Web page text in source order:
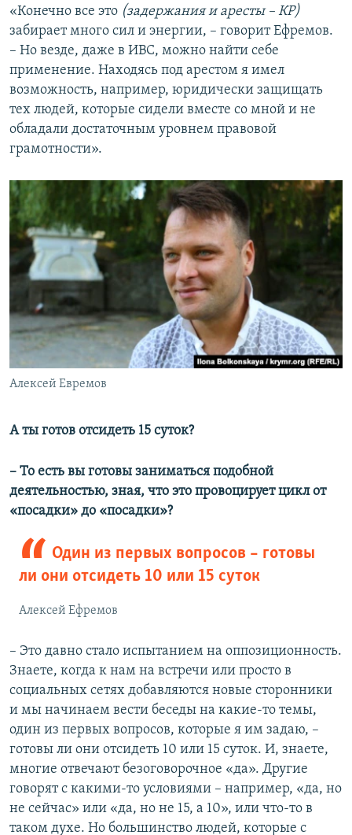
«Конечно все это (задержания и аресты – КР)
забирает много сил и энергии, – говорит Ефремов.
– Но везде, даже в ИВС, можно найти себе
применение. Находясь под арестом я имел
возможность, например, юридически защищать
тех людей, которые сидели вместе со мной и не
обладали достаточным уровнем правовой
грамотности».
Алексей Евремов
А ты готов отсидеть 15 суток?
– То есть вы готовы заниматься подобной
деятельностью, зная, что это провоцирует цикл от
«посадки» до «посадки»?
Один из первых вопросов – готовы
ли они отсидеть 10 или 15 суток
Алексей Ефремов
– Это давно стало испытанием на оппозиционность.
Знаете, когда к нам на встречи или просто в
социальных сетях добавляются новые сторонники
и мы начинаем вести беседы на какие-то темы,
один из первых вопросов, которые я им задаю, –
готовы ли они отсидеть 10 или 15 суток. И, знаете,
многие отвечают безоговорочное «да». Другие
говорят с какими-то условиями – например, «да, но
не сейчас» или «да, но не 15, а 10», или что-то в
таком духе. Но большинство людей, которые с